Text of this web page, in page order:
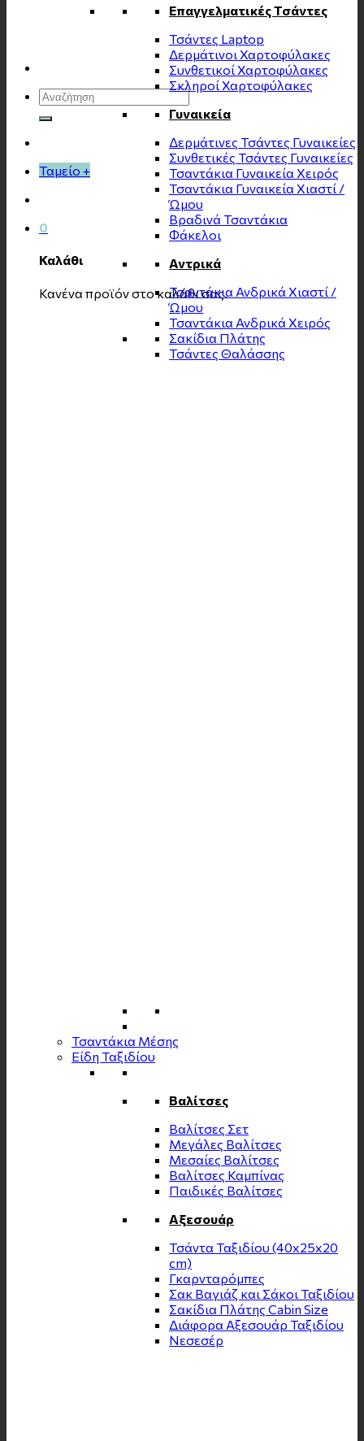
Αναζήτηση
για:
Ταμείο +
0
Καλάθι
Κανένα προϊόν στο καλάθι σας.
Επαγγελματικές Τσάντες
Τσάντες Laptop
Δερμάτινοι Χαρτοφύλακες
Συνθετικοί Χαρτοφύλακες
Σκληροί Χαρτοφύλακες
Γυναικεία
Δερμάτινες Τσάντες Γυναικείες
Συνθετικές Τσάντες Γυναικείες
Τσαντάκια Γυναικεία Χειρός
Τσαντάκια Γυναικεία Χιαστί /
Ώμου
Βραδινά Τσαντάκια
Φάκελοι
Αντρικά
Τσαντάκια Ανδρικά Χιαστί /
Ώμου
Τσαντάκια Ανδρικά Χειρός
Σακίδια Πλάτης
Τσάντες Θαλάσσης
Τσαντάκια Μέσης
Είδη Ταξιδίου
Βαλίτσες
Βαλίτσες Σετ
Μεγάλες Βαλίτσες
Μεσαίες Βαλίτσες
Βαλίτσες Καμπίνας
Παιδικές Βαλίτσες
Αξεσουάρ
Τσάντα Ταξιδίου (40x25x20
cm)
Γκαρνταρόμπες
Σακ Βαγιάζ και Σάκοι Ταξιδίου
Σακίδια Πλάτης Cabin Size
Διάφορα Αξεσουάρ Ταξιδίου
Νεσεσέρ